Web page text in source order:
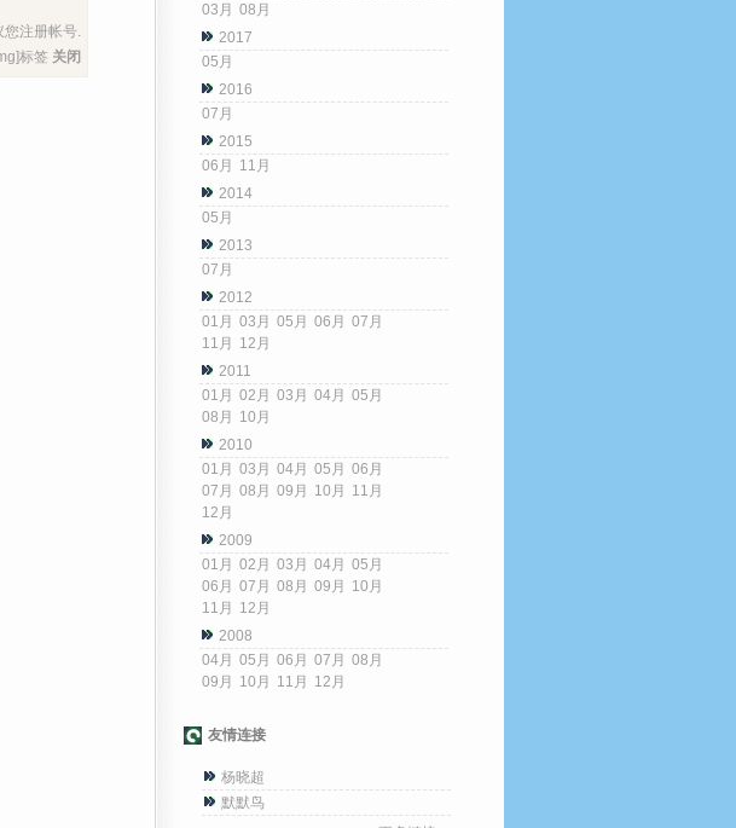
您注册帐号.
标签 关闭
03月 08月
2017
05月
2016
07月
2015
06月
11月
2014
05月
2013
07月
2012
01月 03月 05月 06月 07月
11月
12月
2011
01月 02月 03月 04月 05月
08月
10月
2010
01月 03月 04月 05月 06月
07月 08月 09月 10月
11月
12月
2009
01月 02月 03月 04月 05月
06月 07月 08月 09月
10月
11月
12月
2008
04月 05月 06月 07月 08月
09月
10月 11月 12月
友情连接
杨晓超
默默鸟